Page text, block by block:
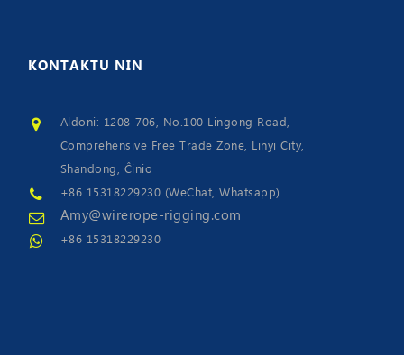
KONTAKTU NIN
Aldoni: 1208-706, No.100 Lingong Road,
Comprehensive Free Trade Zone, Linyi City,
Shandong, Ĉinio
+86 15318229230 (WeChat, Whatsapp)
Amy@wirerope-rigging.com
+86 15318229230